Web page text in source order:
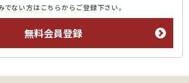
でない方はこちらからご登録下さい。
無料会員登録